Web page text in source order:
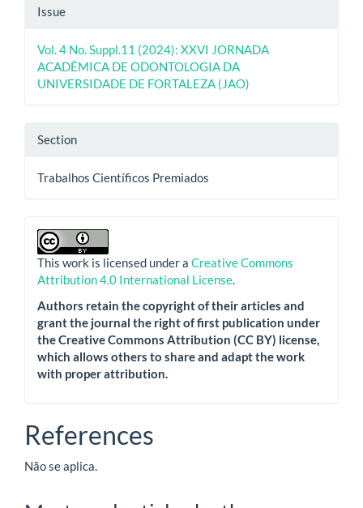
Issue
Vol. 4 No. Suppl.11 (2024): XXVI JORNADA
ACADÊMICA DE ODONTOLOGIA DA
UNIVERSIDADE DE FORTALEZA (JAO)
Section
Trabalhos Científicos Premiados
This work is licensed under a Creative Commons
Attribution 4.0 International License.
Authors retain the copyright of their articles and
grant the journal the right of first publication under
the Creative Commons Attribution (CC BY) license,
which allows others to share and adapt the work
with proper attribution.
References
Não se aplica.